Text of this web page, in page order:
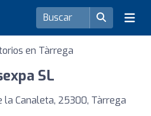
en Tàrrega
SL
la Canaleta, 25300, Tàrrega